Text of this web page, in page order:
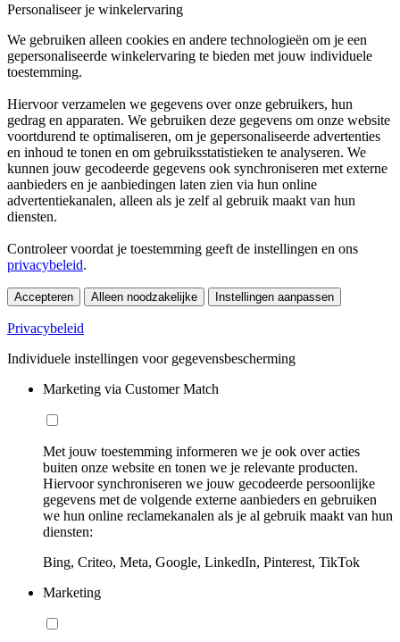
Personaliseer je winkelervaring
We gebruiken alleen cookies en andere technologieën om je een
gepersonaliseerde winkelervaring te bieden met jouw individuele
toestemming.
Hiervoor verzamelen we gegevens over onze gebruikers, hun
gedrag en apparaten. We gebruiken deze gegevens om onze website
voortdurend te optimaliseren, om je gepersonaliseerde advertenties
en inhoud te tonen en om gebruiksstatistieken te analyseren. We
kunnen jouw gecodeerde gegevens ook synchroniseren met externe
aanbieders en je aanbiedingen laten zien via hun online
advertentiekanalen, alleen als je zelf al gebruik maakt van hun
diensten.
Controleer voordat je toestemming geeft de instellingen en ons
privacybeleid.
Accepteren Alleen noodzakelijke Instellingen aanpassen
Privacybeleid
Individuele instellingen voor gegevensbescherming
Marketing via Customer Match
Met jouw toestemming informeren we je ook over acties
buiten onze website en tonen we je relevante producten.
Hiervoor synchroniseren we jouw gecodeerde persoonlijke
gegevens met de volgende externe aanbieders en gebruiken
we hun online reclamekanalen als je al gebruik maakt van hun
diensten:
Bing, Criteo, Meta, Google, LinkedIn, Pinterest, TikTok
Marketing